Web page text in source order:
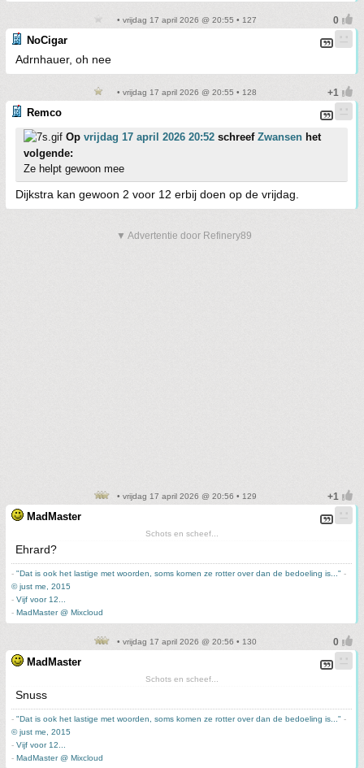
• vrijdag 17 april 2026 @ 20:55 • 127
NoCigar
Adrnhauer, oh nee
• vrijdag 17 april 2026 @ 20:55 • 128
Remco
Op vrijdag 17 april 2026 20:52 schreef Zwansen het
volgende:
Ze helpt gewoon mee
Dijkstra kan gewoon 2 voor 12 erbij doen op de vrijdag.
▼ Advertentie door Refinery89
• vrijdag 17 april 2026 @ 20:56 • 129
MadMaster
Schots en scheef...
Ehrard?
- "Dat is ook het lastige met woorden, soms komen ze rotter over dan de bedoeling is..." -
© just me, 2015
- Vijf voor 12...
- MadMaster @ Mixcloud
• vrijdag 17 april 2026 @ 20:56 • 130
MadMaster
Schots en scheef...
Snuss
- "Dat is ook het lastige met woorden, soms komen ze rotter over dan de bedoeling is..." -
© just me, 2015
- Vijf voor 12...
- MadMaster @ Mixcloud